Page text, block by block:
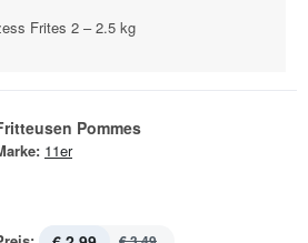
Frites 2 – 2.5 kg
Pommes
11er